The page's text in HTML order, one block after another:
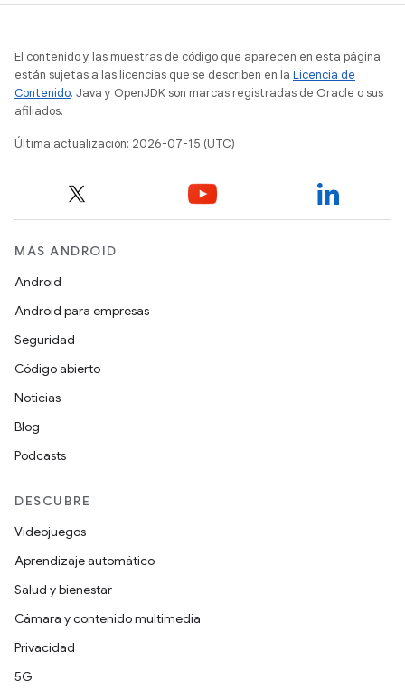
El contenido y las muestras de código que aparecen en esta página
están sujetas a las licencias que se describen en la Licencia de
Contenido. Java y OpenJDK son marcas registradas de Oracle o sus
afiliados.
Última actualización: 2026-07-15 (UTC)
MÁS ANDROID
Android
Android para empresas
Seguridad
Código abierto
Noticias
Blog
Podcasts
DESCUBRE
Videojuegos
Aprendizaje automático
Salud y bienestar
Cámara y contenido multimedia
Privacidad
5G